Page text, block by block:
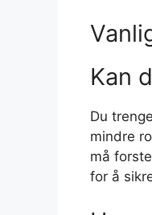
Kan
Du
mindre
må
for å